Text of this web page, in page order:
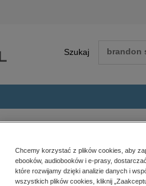
Szukaj
wnętrz
polityka,
psychologiczne
inne
i młodzieży
„Książę Mgły” nie jest dostępny.
Chcemy korzystać z plików cookies, aby
ebooków, audiobooków i e-prasy,
które rozwijamy dzięki analizie danych i
wszystkich plików cookies, kliknij